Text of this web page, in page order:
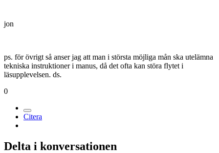
jon
ps. för övrigt så anser jag att man i största möjliga mån ska utelämna
tekniska instruktioner i manus, då det ofta kan störa flytet i
läsupplevelsen. ds.
0
Citera
Delta i konversationen